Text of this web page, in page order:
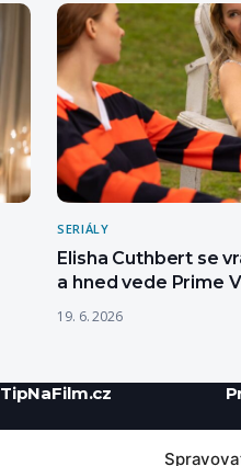
SERIÁLY
Elisha Cuthbert se
a hned vede Prime
19. 6. 2026
TipNaFilm.cz